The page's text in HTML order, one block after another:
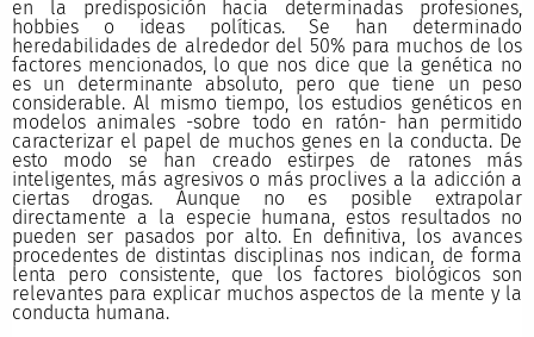
en la predisposición hacia determinadas profesiones,
hobbies o ideas políticas. Se han determinado
heredabilidades de alrededor del 50% para muchos de los
factores mencionados, lo que nos dice que la genética no
es un determinante absoluto, pero que tiene un peso
considerable. Al mismo tiempo, los estudios genéticos en
modelos animales -sobre todo en ratón- han permitido
caracterizar el papel de muchos genes en la conducta. De
esto modo se han creado estirpes de ratones más
inteligentes, más agresivos o más proclives a la adicción a
ciertas drogas. Aunque no es posible extrapolar
directamente a la especie humana, estos resultados no
pueden ser pasados por alto. En definitiva, los avances
procedentes de distintas disciplinas nos indican, de forma
lenta pero consistente, que los factores biológicos son
relevantes para explicar muchos aspectos de la mente y la
conducta humana.